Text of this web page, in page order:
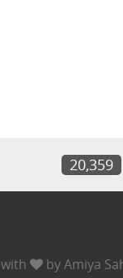
20,359
with byAmiya